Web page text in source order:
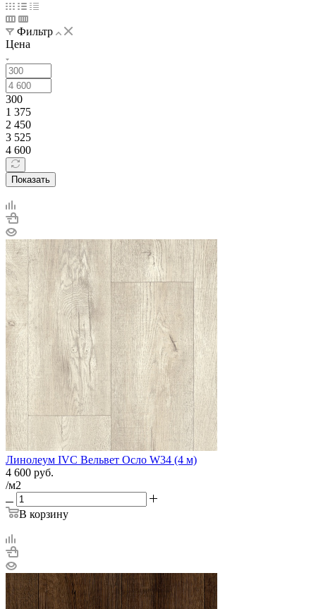
Фильтр
Цена
300
1 375
2 450
3 525
4 600
Показать
Линолеум IVC Вельвет Осло W34 (4 м)
4 600 руб.
/м2
В корзину